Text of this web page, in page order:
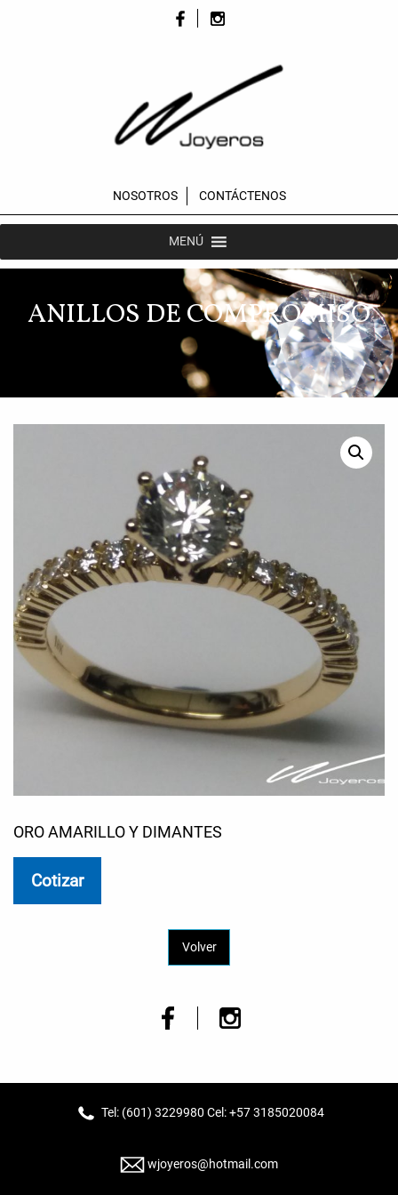
NOSOTROS CONTÁCTENOS
MENÚ
ANILLOS DE COMPROMISO
ORO AMARILLO Y DIMANTES
Cotizar
Volver
Tel: (601) 3229980 Cel: +57 3185020084
wjoyeros@hotmail.com